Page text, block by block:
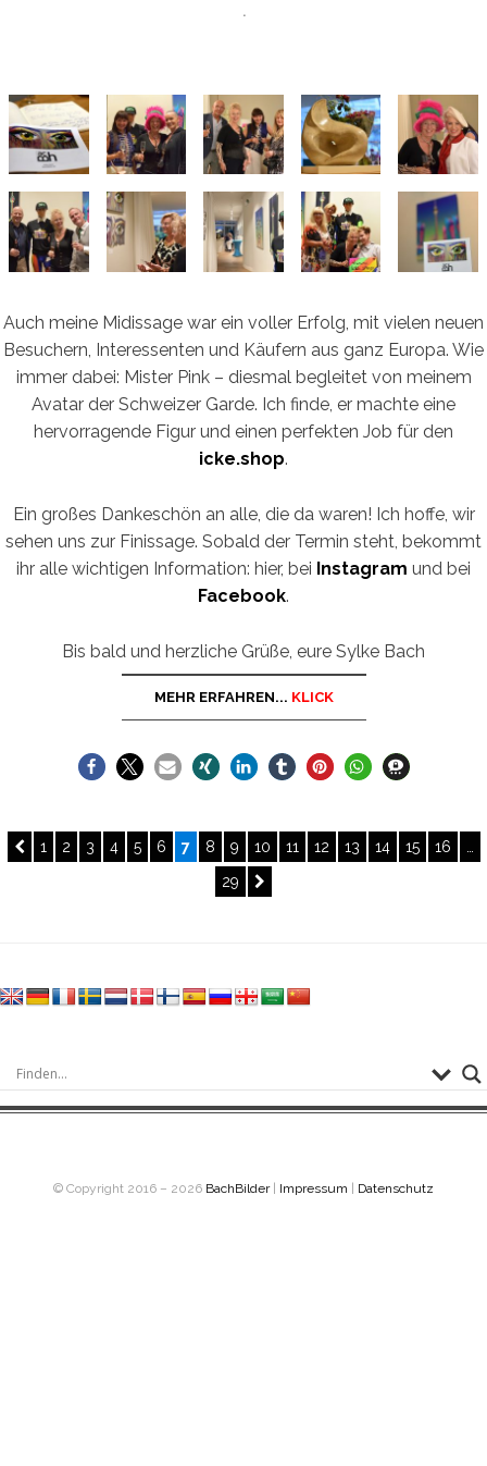
Auch meine Midissage war ein voller Erfolg, mit vielen neuen
Besuchern, Interessenten und Käufern aus ganz Europa. Wie
immer dabei: Mister Pink – diesmal begleitet von meinem
Avatar der Schweizer Garde. Ich finde, er machte eine
hervorragende Figur und einen perfekten Job für den
icke.shop.
Ein großes Dankeschön an alle, die da waren! Ich hoffe, wir
sehen uns zur Finissage. Sobald der Termin steht, bekommt
ihr alle wichtigen Information: hier, bei Instagram und bei
Facebook.
Bis bald und herzliche Grüße, eure Sylke Bach
MEHR ERFAHREN... KLICK
Seitennummerierung
PREVIOUS
PAGE
1 PAGE
2 PAGE
3 PAGE
4 PAGE
5 PAGE
6 PAGE
7 PAGE
8 PAGE
9 PAGE
10 PAGE
11 PAGE
12 PAGE
13 PAGE
14 PAGE
15 PAGE
16
PAGE
29
NEXT
© Copyright 2016 – 2026 BachBilder| Impressum | Datenschutz